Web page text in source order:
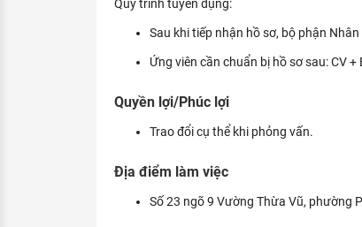
Quy trình tuyển dụng:
Sau khi tiếp nhận hồ sơ, bộ phận
Ứng viên cần chuẩn bị hồ sơ sau: CV
Quyền lợi/Phúc lợi
Trao đổi cụ thể khi phỏng vấn.
Địa điểm làm việc
Số 23 ngõ 9 Vường Thừa Vũ, phường